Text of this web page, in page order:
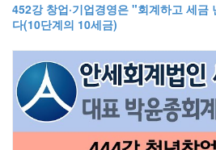
452강 창업·기업경영은 "회계하고 세금
다(10단계의 10세금)